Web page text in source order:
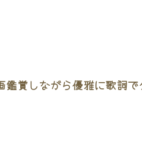
鑑賞しながら優雅に歌詞